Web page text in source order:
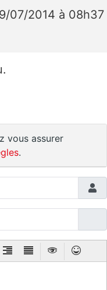
07/2014 à 08h37
vous assurer
.